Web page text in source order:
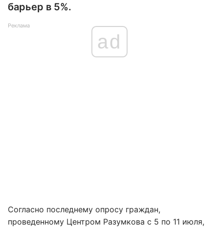
барьер в 5%.
Реклама
ad
Согласно последнему опросу граждан,
проведенному Центром Разумкова с 5 по 11 июля,